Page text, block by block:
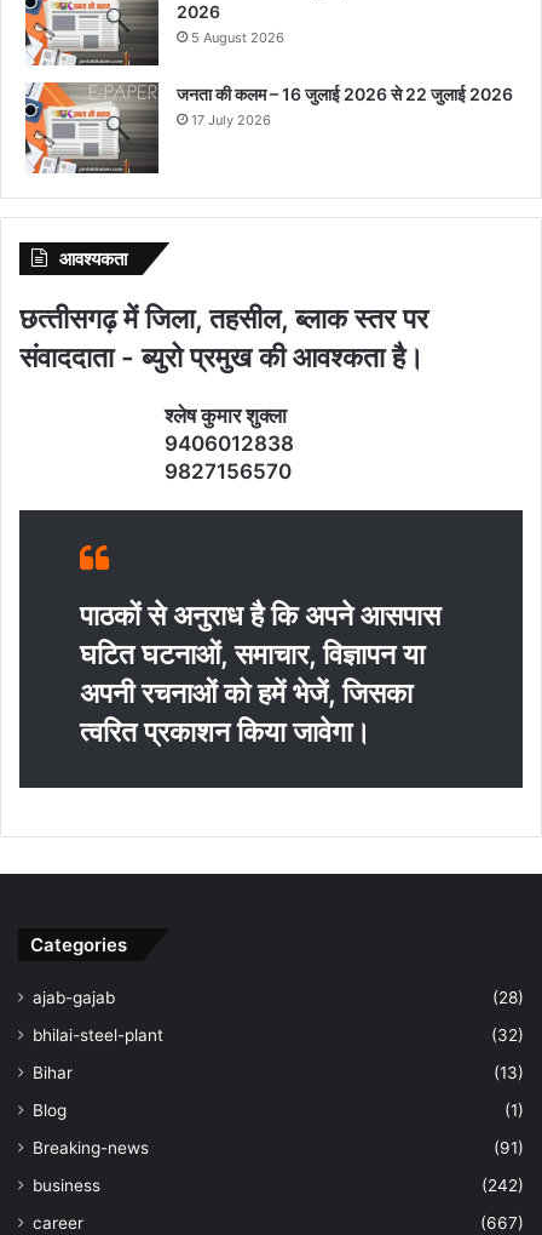
2026
5 August 2026
जनता की कलम – 16 जुलाई 2026 से 22 जुलाई 2026
17 July 2026
आवश्‍यकता
छत्‍तीसगढ़ में जिला, तहसील, ब्‍लाक स्‍तर पर
संवाददाता - ब्‍युरो प्रमुख की आवश्‍कता है।
श्‍लेष कुमार शुक्‍ला
9406012838
9827156570
पाठकों से अनुराध है कि अपने आसपास
घटित घटनाओं, समाचार, विज्ञापन या
अपनी रचनाओं को हमें भेजें, जिसका
त्‍वरित प्रकाशन किया जावेगा।
Categories
ajab-gajab
(28)
bhilai-steel-plant
(32)
Bihar
(13)
Blog
(1)
Breaking-news
(91)
business
(242)
career
(667)